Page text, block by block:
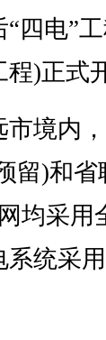
四电”
程)正式
境内
留)和省
均采用
系统采